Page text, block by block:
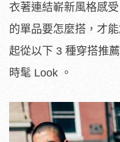
衣著連結嶄新風格感
的單品要怎麼搭，才
起從以下 3 種穿搭推
時髦 Look 。